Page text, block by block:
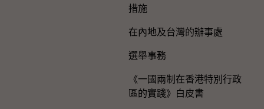
措施
在內地及台灣的辦事處
選舉事務
《一國兩制在香港特別行政
區的實踐》白皮書